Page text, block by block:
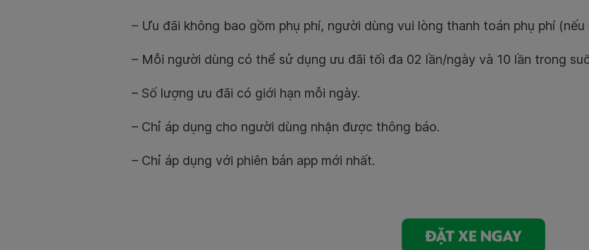
– Ưu đãi không bao gồm phụ phí, người dùng vui lòng thanh toán phụ phí
– Mỗi người dùng có thể sử dụng ưu đãi tối đa 02 lần/ngày và 10 lần trong
– Số lượng ưu đãi có giới hạn mỗi ngày.
– Chỉ áp dụng cho người dùng nhận được thông báo.
– Chỉ áp dụng với phiên bản app mới nhất.